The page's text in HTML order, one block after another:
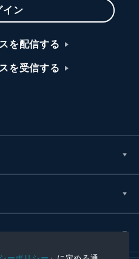
イン
を配信する
を受信する